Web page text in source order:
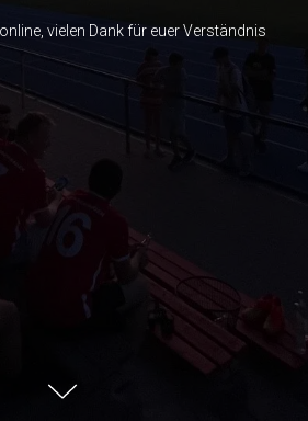
vielen Dank für euer Verständnis